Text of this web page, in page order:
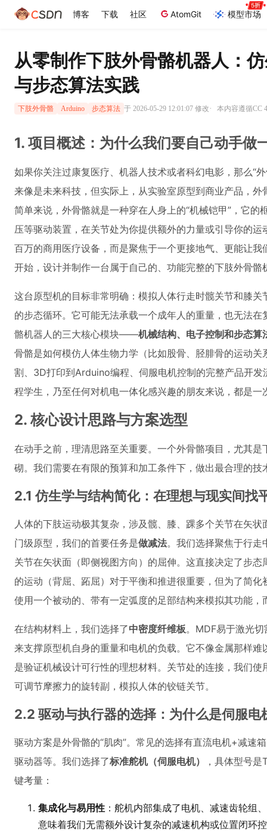
博客 下载 社区 AtomGit 模型市场
从零制作下肢外骨骼机器人：
与步态算法实践
下肢外骨骼 Arduino 步态算法 于 2026-05-29 12:01:07 修改· 本内容遵循CC
1. 项目概述：为什么我们要自己动手做
如果你关注过康复医疗、机器人技术或者科幻电影，那么“
来像是未来科技，但实际上，从实验室原型到商业产品，
简单来说，外骨骼就是一种穿在人身上的“机械铠甲”，它
压等驱动装置，在关节处为你提供额外的力量或引导你的
百万的商用医疗设备，而是聚焦于一个更接地气、更能让
开始，设计并制作一台属于自己的、功能完整的下肢外骨骼
这台原型机的目标非常明确：模拟人体行走时髋关节和膝
的步态循环。它可能无法承载一个成年人的重量，也无法
骼机器人的三大核心模块——机械结构、电子控制和步态算
骨骼是如何模仿人体生物力学（比如股骨、胫腓骨的运动
割、3D打印到Arduino编程、伺服电机控制的完整产品开
程学生，乃至任何对机电一体化感兴趣的朋友来说，都是一
2. 核心设计思路与方案选型
在动手之前，理清思路至关重要。一个外骨骼项目，尤其
砌。我们需要在有限的预算和加工条件下，做出最合理的技
2.1 仿生学与结构简化：在理想与现实间找
人体的下肢运动极其复杂，涉及髋、膝、踝多个关节在矢
门级原型，我们的首要任务是做减法。我们选择聚焦于行走
关节在矢状面（即侧视图方向）的屈伸。这直接决定了步态
的运动（背屈、跖屈）对于平衡和推进很重要，但为了简
使用一个被动的、带有一定弧度的足部结构来模拟其功能，
在结构材料上，我们选择了中密度纤维板。MDF易于激光
来支撑原型机自身的重量和电机的负载。它不像金属那样
是验证机械设计可行性的理想材料。关节处的连接，我们
可调节摩擦力的旋转副，模拟人体的铰链关节。
2.2 驱动与执行器的选择：为什么是伺服电
驱动方案是外骨骼的“肌肉”。常见的选择有直流电机+减速
驱动器等。我们选择了标准舵机（伺服电机）
，具体型号
键考量：
集成化与易用性 ：舵机内部集成了电机、减速齿轮组
意味着我们无需额外设计复杂的减速机构或位置闭环